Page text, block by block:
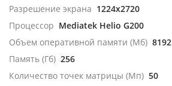
Разрешение экрана 1224x2720
Процессор Mediatek Helio G200
Объем оперативной памяти (Мб) 8192
Память (Гб) 256
Количество точек матрицы (Мп) 50